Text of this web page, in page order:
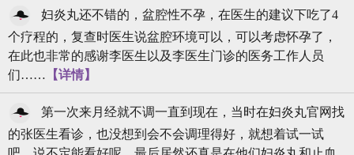
妇炎丸还不错的，盆腔性不孕，在医生的建议下吃了4
个疗程的，复查时医生说盆腔环境可以，可以考虑怀孕了，
在此也非常的感谢李医生以及李医生门诊的医务工作人员
们…… 【详情】
第一次来月经就不调一直到现在，当时在妇炎丸官网找
的张医生看诊，也没想到会不会调理得好，就想着试一试